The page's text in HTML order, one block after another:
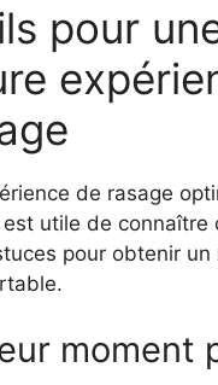
pour
de rasage
utile de connaître
pour obtenir un
moment